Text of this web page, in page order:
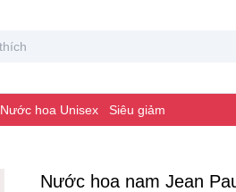
Nước hoa Unisex Siêu giảm
Nước hoa nam Jean